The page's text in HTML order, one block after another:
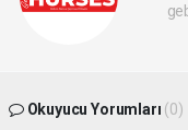
Okuyucu Yorumları (0)